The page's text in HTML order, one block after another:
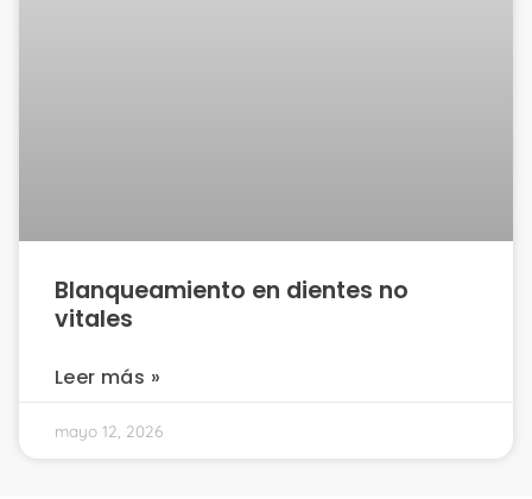
Blanqueamiento en dientes no
vitales
Leer más »
mayo 12, 2026